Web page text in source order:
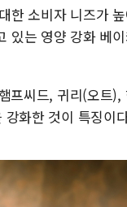
한 소비자 니즈가
있는 영양 강화 베
씨드, 귀리(오트
화한 것이 특징이